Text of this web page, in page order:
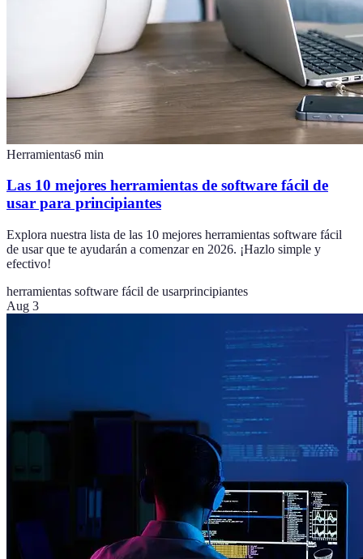
Herramientas6 min
Las 10 mejores herramientas de software fácil de
usar para principiantes
Explora nuestra lista de las 10 mejores herramientas software fácil
de usar que te ayudarán a comenzar en 2026. ¡Hazlo simple y
efectivo!
herramientas software fácil de usarprincipiantes
Aug 3